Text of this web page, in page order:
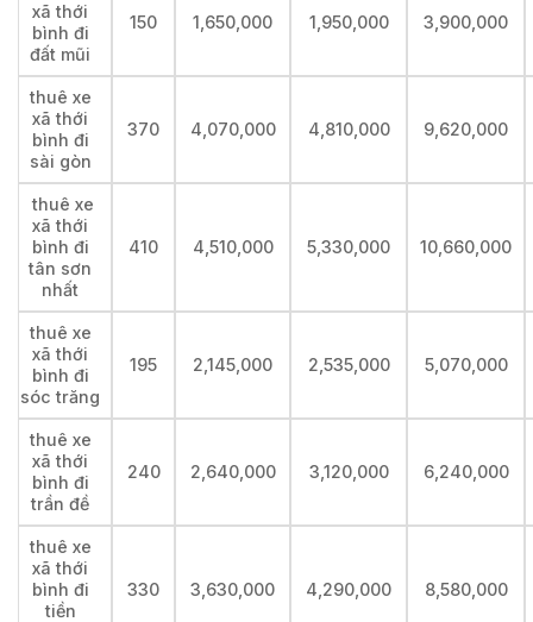
xã thới
bình đi
đất mũi
150 1,650,000 1,950,000 3,900,000
thuê xe
xã thới
bình đi
sài gòn
370 4,070,000 4,810,000 9,620,000
thuê xe
xã thới
bình đi
tân sơn
nhất
410 4,510,000 5,330,000 10,660,000
thuê xe
xã thới
bình đi
sóc trăng
195 2,145,000 2,535,000 5,070,000
thuê xe
xã thới
bình đi
trần đề
240 2,640,000 3,120,000 6,240,000
thuê xe
xã thới
bình đi
tiền
330 3,630,000 4,290,000 8,580,000